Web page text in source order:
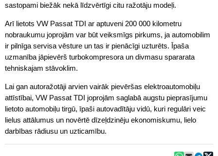
sastopami biežāk nekā līdzvērtīgi citu ražotāju modeļi.
Arī lietots VW Passat TDI ar aptuveni 200 000 kilometru
nobraukumu joprojām var būt veiksmīgs pirkums, ja automobilim
ir pilnīga servisa vēsture un tas ir pienācīgi uzturēts. Īpaša
uzmanība jāpievērš turbokompresora un divmasu spararata
tehniskajam stāvoklim.
Lai gan autoražotāji arvien vairāk pievēršas elektroautomobiļu
attīstībai, VW Passat TDI joprojām saglabā augstu pieprasījumu
lietoto automobiļu tirgū, īpaši autovadītāju vidū, kuri regulāri veic
lielus attālumus un novērtē dīzeļdzinēju ekonomiskumu, lielo
darbības rādiusu un uzticamību.